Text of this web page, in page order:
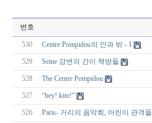
번호
530 Centre Pompidou의 안과 밖 - 1
529 Seine 강변의 간이 책방들
528 The Centre Pompidou
527 “hey! kim!”
526 Paris- 거리의 음악회, 어린이 관객들